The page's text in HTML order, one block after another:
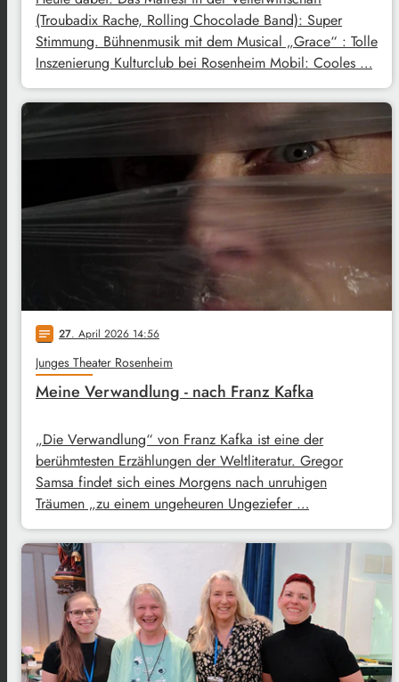
(Troubadix Rache, Rolling Chocolade Band): Super
Stimmung. Bühnenmusik mit dem Musical „Grace“ : Tolle
Inszenierung Kulturclub bei Rosenheim Mobil: Cooles …
notes 27. April 2026 14:56
Junges Theater Rosenheim
Meine Verwandlung - nach Franz Kafka
„Die Verwandlung“ von Franz Kafka ist eine der
berühmtesten Erzählungen der Weltliteratur. Gregor
Samsa findet sich eines Morgens nach unruhigen
Träumen „zu einem ungeheuren Ungeziefer …